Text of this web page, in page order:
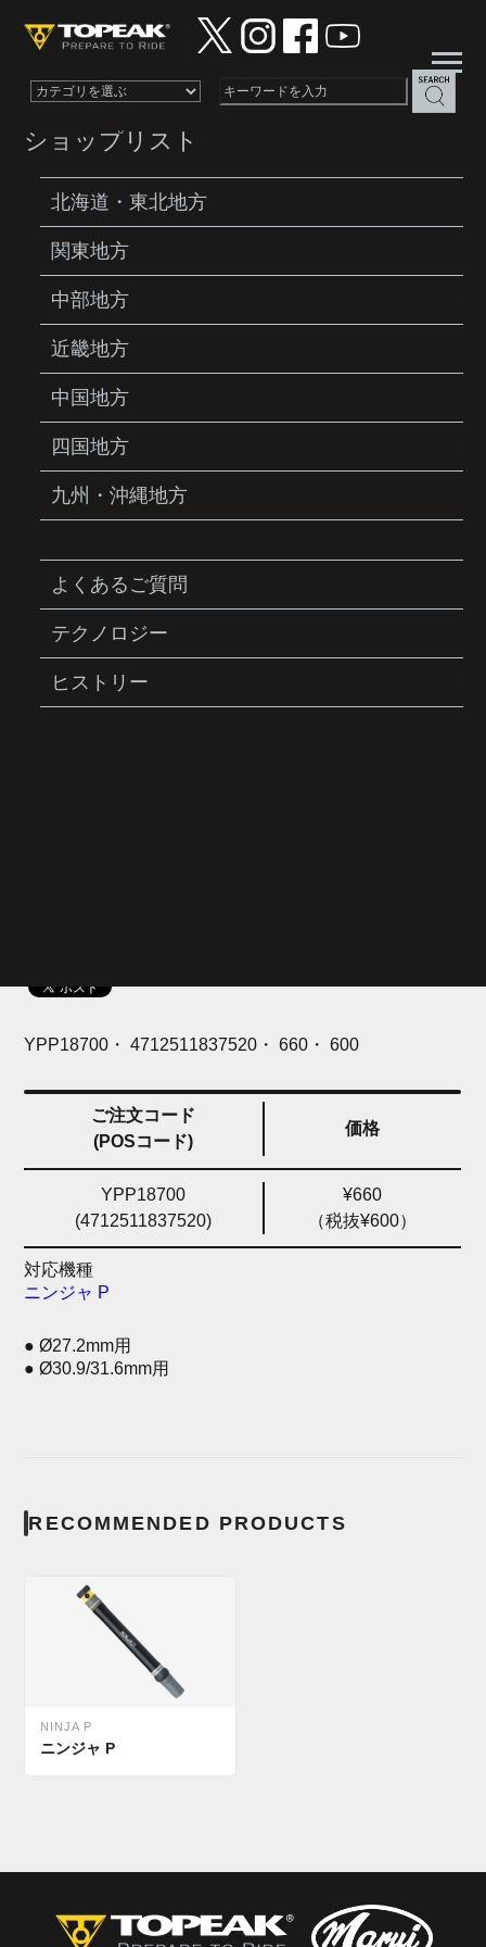
ショップリスト
北海道・東北地方
関東地方
中部地方
近畿地方
中国地方
四国地方
九州・沖縄地方
よくあるご質問
テクノロジー
ヒストリー
PRODUCTS
SEATPOST POSITION INDICATOR
シートポスト ポジション イン
ジケーター (TRK-NJP02)
YPP18700・ 4712511837520・ 660・ 600
ご注文コード
(POSコード)
価格
YPP18700
(4712511837520)
¥660
（税抜¥600）
対応機種
ニンジャ P
● Ø27.2mm用
● Ø30.9/31.6mm用
RECOMMENDED PRODUCTS
NINJA P
ニンジャ P